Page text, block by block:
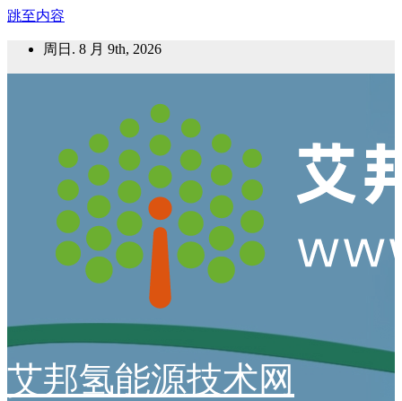
跳至内容
周日. 8 月 9th, 2026
艾邦氢能源技术网